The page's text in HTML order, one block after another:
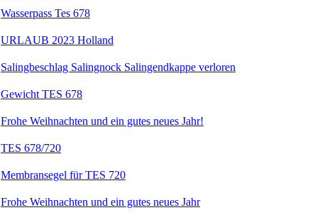
Wasserpass Tes 678
URLAUB 2023 Holland
Salingbeschlag Salingnock Salingendkappe verloren
Gewicht TES 678
Frohe Weihnachten und ein gutes neues Jahr!
TES 678/720
Membransegel für TES 720
Frohe Weihnachten und ein gutes neues Jahr